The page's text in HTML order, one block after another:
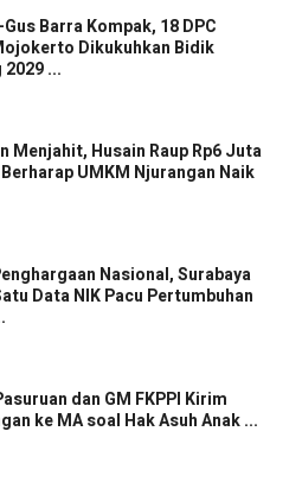
Barra Kompak, 18 DPC
Dikukuhkan Bidik
...
Menjahit, Husain Raup Rp6 Juta
UMKM Njurangan Naik
Nasional, Surabaya
Data NIK Pacu Pertumbuhan
dan GM FKPPI Kirim
ke MA soal Hak Asuh Anak ...